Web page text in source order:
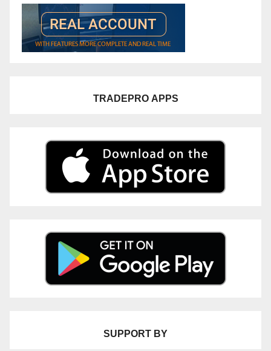
TRADEPRO APPS
SUPPORT BY